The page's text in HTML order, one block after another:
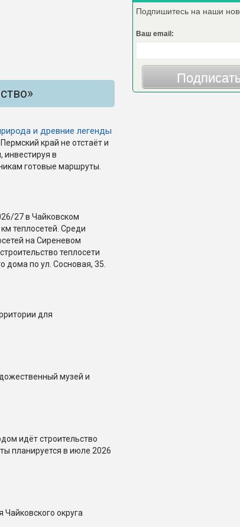
и древние легенды
край не отстаёт и
инвестируя в
готовые маршруты.
27 в Чайковском
теплосетей. Среди
на Сиреневом
теплосети
дома по ул. Сосновая, 35.
для
музей и
идёт строительство
планируется в июле 2026
округа
Подпишитесь на наши
Ваш email: